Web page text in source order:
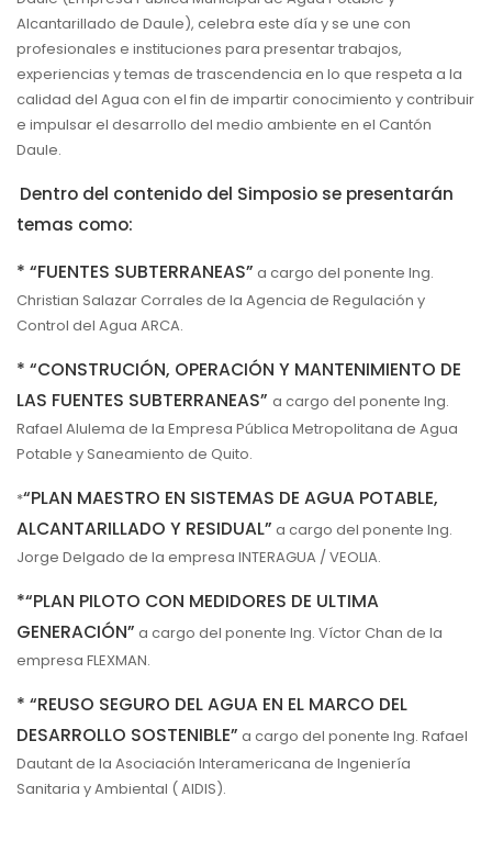
Alcantarillado de Daule), celebra este día y se une con
profesionales e instituciones para presentar trabajos,
experiencias y temas de trascendencia en lo que respeta a la
calidad del Agua con el fin de impartir conocimiento y contribuir
e impulsar el desarrollo del medio ambiente en el Cantón
Daule.
Dentro del contenido del Simposio se presentarán
temas como:
* “FUENTES SUBTERRANEAS” a cargo del ponente Ing.
Christian Salazar Corrales de la Agencia de Regulación y
Control del Agua ARCA.
* “CONSTRUCIÓN, OPERACIÓN Y MANTENIMIENTO DE
LAS FUENTES SUBTERRANEAS” a cargo del ponente Ing.
Rafael Alulema de la Empresa Pública Metropolitana de Agua
Potable y Saneamiento de Quito.
*“PLAN MAESTRO EN SISTEMAS DE AGUA POTABLE,
ALCANTARILLADO Y RESIDUAL” a cargo del ponente Ing.
Jorge Delgado de la empresa INTERAGUA / VEOLIA.
*“PLAN PILOTO CON MEDIDORES DE ULTIMA
GENERACIÓN” a cargo del ponente Ing. Víctor Chan de la
empresa FLEXMAN.
* “REUSO SEGURO DEL AGUA EN EL MARCO DEL
DESARROLLO SOSTENIBLE” a cargo del ponente Ing. Rafael
Dautant de la Asociación Interamericana de Ingeniería
Sanitaria y Ambiental ( AIDIS).